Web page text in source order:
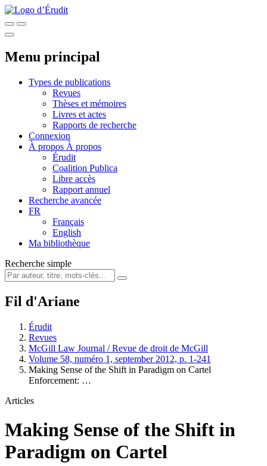
Menu principal
Types de publications
Revues
Thèses et mémoires
Livres et actes
Rapports de recherche
Connexion
À propos À propos
Érudit
Coalition Publica
Libre accès
Rapport annuel
Recherche avancée
FR
Français
English
Ma bibliothèque
Recherche simple
Fil d'Ariane
Érudit
Revues
McGill Law Journal / Revue de droit de McGill
Volume 58, numéro 1, september 2012, p. 1-241
Making Sense of the Shift in Paradigm on Cartel
Enforcement: …
Articles
Making Sense of the Shift in
Paradigm on Cartel